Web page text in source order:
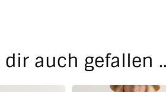
dir auch gefallen